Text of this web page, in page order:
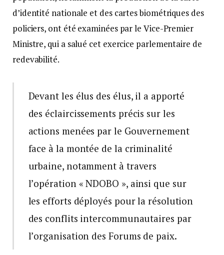
d’identité nationale et des cartes biométriques des
policiers, ont été examinées par le Vice-Premier
Ministre, qui a salué cet exercice parlementaire de
redevabilité.
Devant les élus des élus, il a apporté
des éclaircissements précis sur les
actions menées par le Gouvernement
face à la montée de la criminalité
urbaine, notamment à travers
l’opération « NDOBO », ainsi que sur
les efforts déployés pour la résolution
des conflits intercommunautaires par
l’organisation des Forums de paix.